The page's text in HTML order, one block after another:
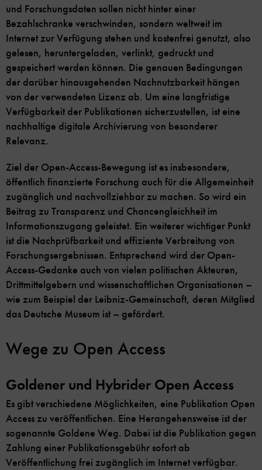
und Forschungsdaten sollen nicht hinter einer
Bezahlschranke verschwinden, sondern weltweit im
Internet zur Verfügung stehen und kostenfrei genutzt, also
gelesen, heruntergeladen, verlinkt, gedruckt und
gespeichert werden können. Die genauen Bedingungen
der darüber hinausgehenden Nachnutzbarkeit hängen
von der verwendeten Lizenz ab. Um eine langfristige
Verfügbarkeit der Publikationen sicherzustellen, ist eine
nachhaltige digitale Archivierung von besonderer
Relevanz.
Ziel der Open-Access-Bewegung ist es insbesondere,
öffentlich finanzierte Forschung auch für die Allgemeinheit
zugänglich und nachvollziehbar zu machen. So wird ein
Beitrag zu Transparenz und Chancengleichheit im
Informationszugang geleistet. Ein weiterer wichtiger Punkt
ist die Nachprüfbarkeit und effiziente Verbreitung von
Forschungsergebnissen. Entsprechend wird der Open-
Access-Gedanke auch von vielen politischen Akteuren,
Drittmittelgebern und wissenschaftlichen Organisationen –
wie zum Beispiel der Leibniz-Gemeinschaft, deren Mitglied
das Deutsche Museum ist – gefördert.
Wege zu Open Access
Goldener und Hybrider Open Access
Es gibt verschiedene Möglichkeiten, eine Publikation Open
Access zu veröffentlichen. Eine Herangehensweise ist der
sogenannte Goldene Weg. Dabei ist die Publikation gegen
Zahlung einer Publikationsgebühr sofort ab
Veröffentlichung frei zugänglich im Internet verfügbar.